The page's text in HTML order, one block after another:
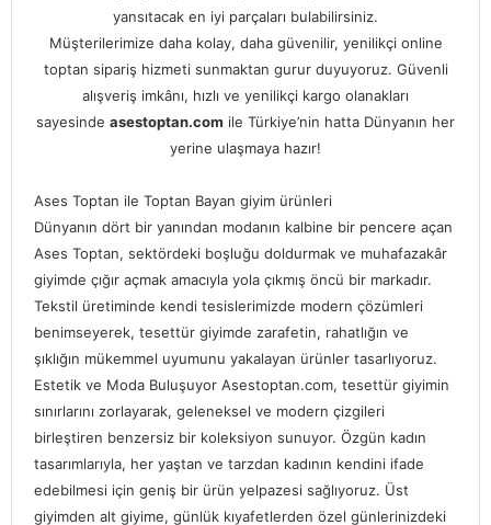
yansıtacak en iyi parçaları bulabilirsiniz.
Müşterilerimize daha kolay, daha güvenilir, yenilikçi online
toptan sipariş hizmeti sunmaktan gurur duyuyoruz. Güvenli
alışveriş imkânı, hızlı ve yenilikçi kargo olanakları
sayesinde asestoptan.com ile Türkiye’nin hatta Dünyanın her
yerine ulaşmaya hazır!
Ases Toptan ile Toptan Bayan giyim ürünleri
Dünyanın dört bir yanından modanın kalbine bir pencere açan
Ases Toptan, sektördeki boşluğu doldurmak ve muhafazakâr
giyimde çığır açmak amacıyla yola çıkmış öncü bir markadır.
Tekstil üretiminde kendi tesislerimizde modern çözümleri
benimseyerek, tesettür giyimde zarafetin, rahatlığın ve
şıklığın mükemmel uyumunu yakalayan ürünler tasarlıyoruz.
Estetik ve Moda Buluşuyor Asestoptan.com, tesettür giyimin
sınırlarını zorlayarak, geleneksel ve modern çizgileri
birleştiren benzersiz bir koleksiyon sunuyor. Özgün kadın
tasarımlarıyla, her yaştan ve tarzdan kadının kendini ifade
edebilmesi için geniş bir ürün yelpazesi sağlıyoruz. Üst
giyimden alt giyime, günlük kıyafetlerden özel günlerinizdeki